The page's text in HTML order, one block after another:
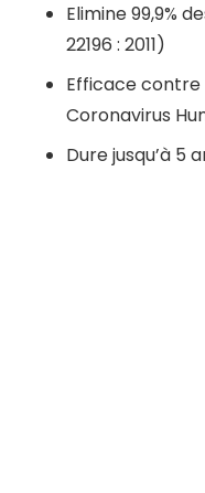
Elimine 99,9%
22196 : 2011)
Efficace contre
Coronavirus
Dure jusqu’à 5